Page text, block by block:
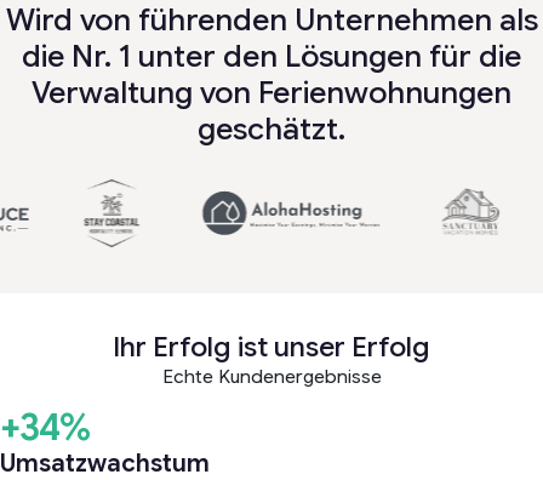
Wird von führenden Unternehmen als
die Nr. 1 unter den Lösungen für die
Verwaltung von Ferienwohnungen
geschätzt.
Ihr Erfolg ist unser Erfolg
Echte Kundenergebnisse
+34%
Umsatzwachstum